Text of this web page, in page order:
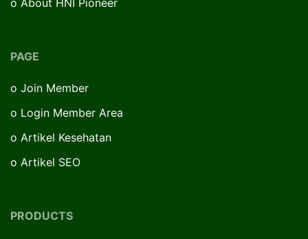
PAGE
o Join Member
o Login Member Area
o Artikel Kesehatan
o Artikel SEO
PRODUCTS